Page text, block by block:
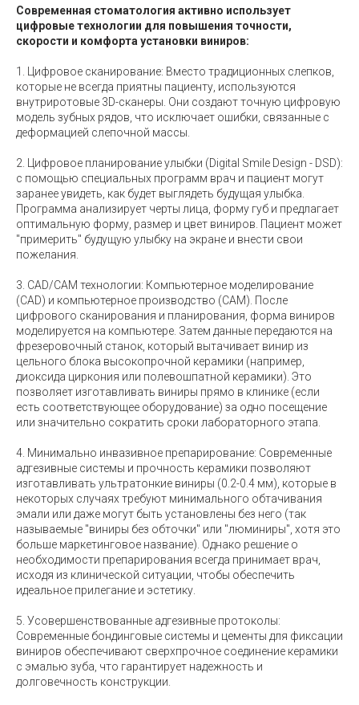
Современная стоматология активно использует
цифровые технологии для повышения точности,
скорости и комфорта установки виниров:
1. Цифровое сканирование: Вместо традиционных слепков,
которые не всегда приятны пациенту, используются
внутриротовые 3D-сканеры. Они создают точную цифровую
модель зубных рядов, что исключает ошибки, связанные с
деформацией слепочной массы.
2. Цифровое планирование улыбки (Digital Smile Design - DSD):
с помощью специальных программ врач и пациент могут
заранее увидеть, как будет выглядеть будущая улыбка.
Программа анализирует черты лица, форму губ и предлагает
оптимальную форму, размер и цвет виниров. Пациент может
"примерить" будущую улыбку на экране и внести свои
пожелания.
3. CAD/CAM технологии: Компьютерное моделирование
(CAD) и компьютерное производство (CAM). После
цифрового сканирования и планирования, форма виниров
моделируется на компьютере. Затем данные передаются на
фрезеровочный станок, который вытачивает винир из
цельного блока высокопрочной керамики (например,
диоксида циркония или полевошпатной керамики). Это
позволяет изготавливать виниры прямо в клинике (если
есть соответствующее оборудование) за одно посещение
или значительно сократить сроки лабораторного этапа.
4. Минимально инвазивное препарирование: Современные
адгезивные системы и прочность керамики позволяют
изготавливать ультратонкие виниры (0.2-0.4 мм), которые в
некоторых случаях требуют минимального обтачивания
эмали или даже могут быть установлены без него (так
называемые "виниры без обточки" или "люминиры", хотя это
больше маркетинговое название). Однако решение о
необходимости препарирования всегда принимает врач,
исходя из клинической ситуации, чтобы обеспечить
идеальное прилегание и эстетику.
5. Усовершенствованные адгезивные протоколы:
Современные бондинговые системы и цементы для фиксации
виниров обеспечивают сверхпрочное соединение керамики
с эмалью зуба, что гарантирует надежность и
долговечность конструкции.